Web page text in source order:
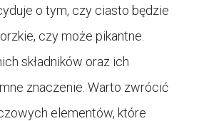
o tym, czy ciasto będzie
czy może pikantne.
składników oraz ich
znaczenie. Warto zwrócić
elementów, które